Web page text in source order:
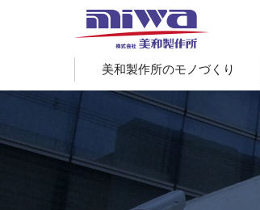
美和製作所のモノづくり